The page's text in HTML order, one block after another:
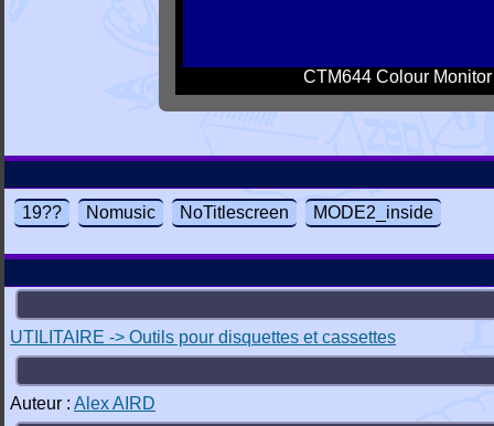
CTM644 Colour Monitor
19?? Nomusic NoTitlescreen MODE2_inside
UTILITAIRE -> Outils pour disquettes et cassettes
Auteur : Alex AIRD